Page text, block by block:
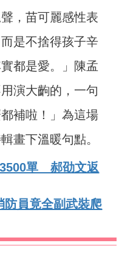
，苗可麗感性表
是不捨得孩子辛
都是愛。」陳孟
演大齣的，一句
補啦！」為這場
畫下溫暖句點。
單 郝劭文返
防員竟全副武裝爬